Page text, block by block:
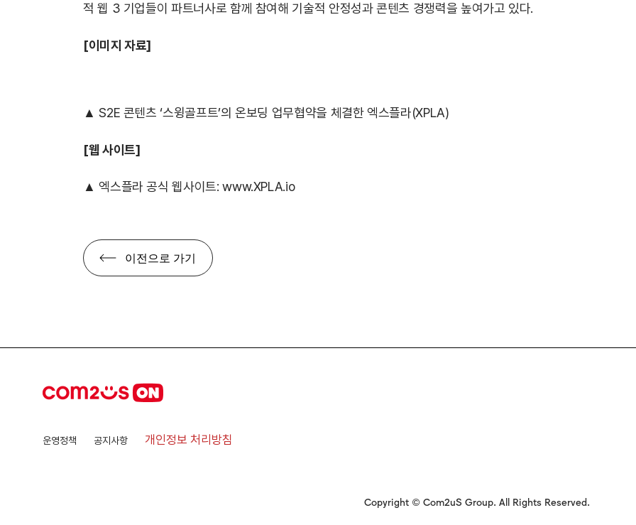
적 웹 3 기업들이 파트너사로 함께 참여해 기술적 안정성과 콘텐츠 경쟁력을 높여가고 있다.
[이미지 자료]
▲ S2E 콘텐츠 ‘스윙골프트’의 온보딩 업무협약을 체결한 엑스플라(XPLA)
[웹 사이트]
▲ 엑스플라 공식 웹사이트:www.XPLA.io
이전으로 가기
운영정책 공지사항 개인정보 처리방침
Copyright © Com2uS Group. All Rights Reserved.